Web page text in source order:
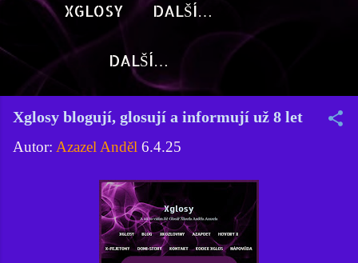
XGLOSY DALŠÍ…
DALŠÍ…
Xglosy blogují, glosují a informují už 8 let
Autor: Azazel Anděl 6.4.25